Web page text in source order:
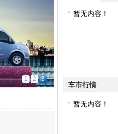
1 2 3
暂无内容！
车市行情
暂无内容！